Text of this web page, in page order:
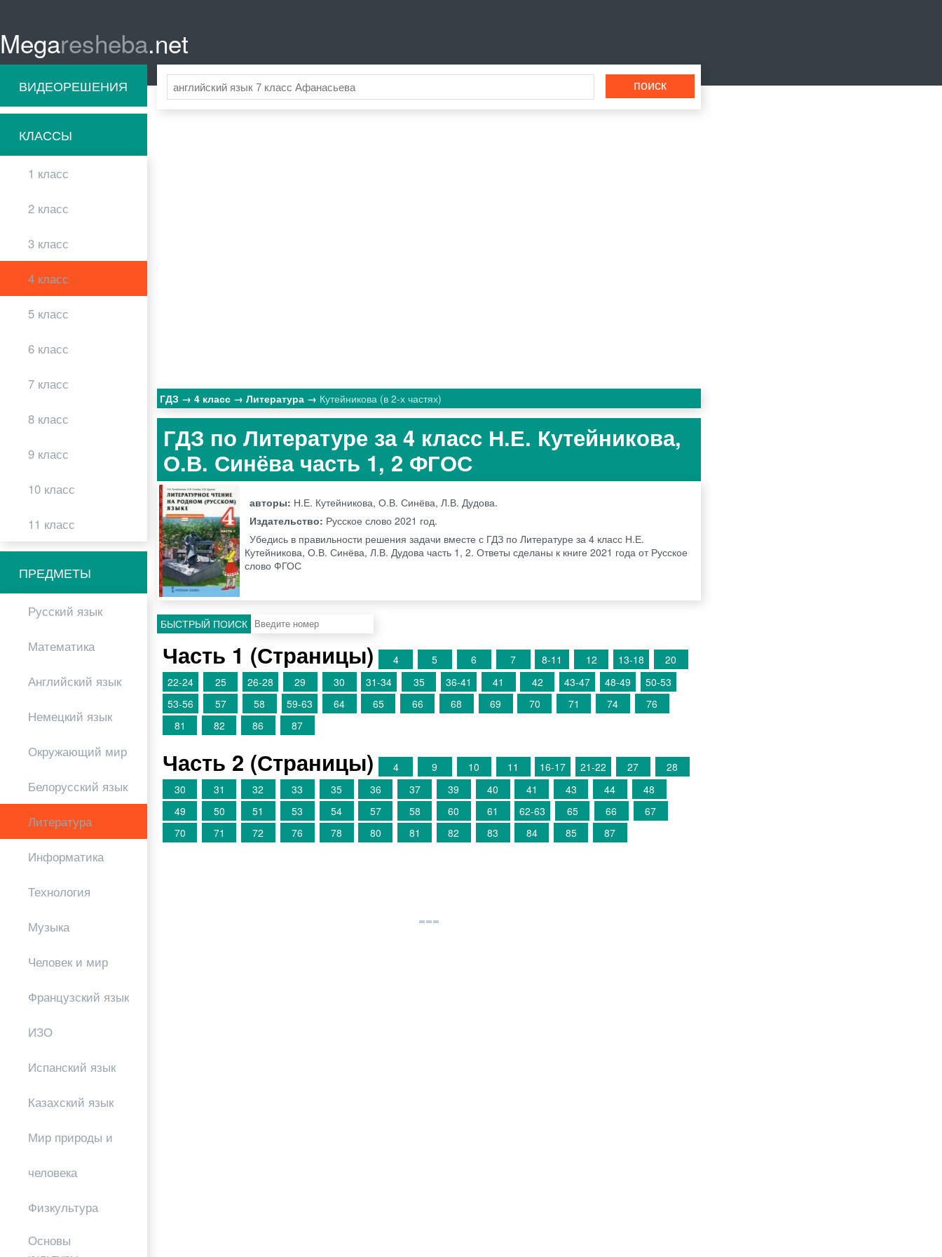
Megaresheba.net
ВИДЕОРЕШЕНИЯ
КЛАССЫ
1 класс
2 класс
3 класс
4 класс
5 класс
6 класс
7 класс
8 класс
9 класс
10 класс
11 класс
ПРЕДМЕТЫ
Русский язык
Математика
Английский язык
Немецкий язык
Окружающий мир
Белорусский язык
Литература
Информатика
Технология
Музыка
Человек и мир
Французский язык
ИЗО
Испанский язык
Казахский язык
Мир природы и
человека
Физкультура
Основы
ГДЗ 4 класс Литература Кутейникова (в 2-х частях)
ГДЗ по Литературе за 4 класс Н.Е. Кутейникова,
О.В. Синёва часть 1, 2 ФГОС
авторы: Н.Е. Кутейникова, О.В. Синёва, Л.В. Дудова.
Издательство: Русское слово 2021 год.
Убедись в правильности решения задачи вместе с ГДЗ по Литературе за 4 класс Н.Е.
Кутейникова, О.В. Синёва, Л.В. Дудова часть 1, 2. Ответы сделаны к книге 2021 года от Русское
слово ФГОС
БЫСТРЫЙ ПОИСК
Часть 1 (Страницы) 4 5 6 7 8-11 12 13-18
20
22-24
25 26-28 29 30 31-34 35 36-41 41 42 43-47 48-49
50-53
53-56
57 58 59-63 64 65 66 68 69 70 71 74
76
81
82 86 87
Часть 2 (Страницы) 4 9 10 11 16-17 21-22 27
28
30
31 32 33 35 36 37 39 40 41 43 44
48
49
50 51 53 54 57 58 60 61 62-63 65 66
67
70
71 72 76 78 80 81 82 83 84 85 87